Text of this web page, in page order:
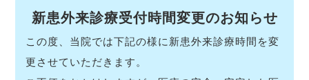
新患外来診療受付時間変更のお知らせ
この度、当院では下記の様に新患外来診療時間を変
更させていただきます。